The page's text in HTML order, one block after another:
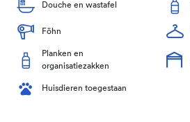
Douche en wastafel
Föhn
Planken en
organisatiezakken
Huisdieren toegestaan